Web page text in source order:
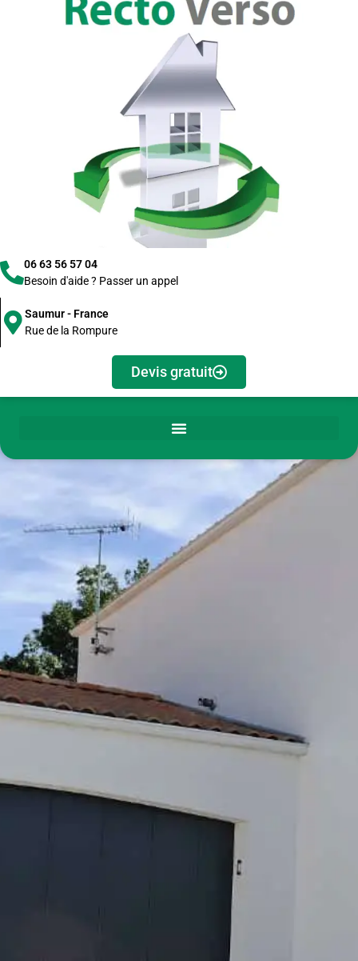
06 63 56 57 04
Besoin d'aide ? Passer un appel
Saumur - France
Rue de la Rompure
Devis gratuit